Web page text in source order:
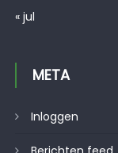
« jul
META
Inloggen